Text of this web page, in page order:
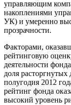
управляющим
накоплениями
УК) и умеренно
прозрачности.
Факторами,
рейтинговую
деятельности
доля
полугодия 2012
рейтинг фонда
высокий уровень